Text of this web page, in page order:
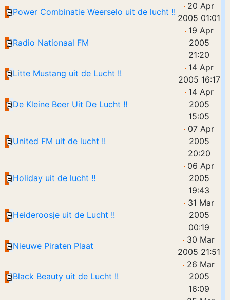
Power Combinatie Weerselo uit de lucht !!
20 Apr
2005 01:01
Radio Nationaal FM
19 Apr
2005
21:20
Litte Mustang uit de Lucht !!
14 Apr
2005 16:17
De Kleine Beer Uit De Lucht !!
14 Apr
2005
15:05
United FM uit de lucht !!
07 Apr
2005
20:20
Holiday uit de lucht !!
06 Apr
2005
19:43
Heideroosje uit de Lucht !!
31 Mar
2005
00:19
Nieuwe Piraten Plaat
30 Mar
2005 21:51
Black Beauty uit de Lucht !!
26 Mar
2005
16:09